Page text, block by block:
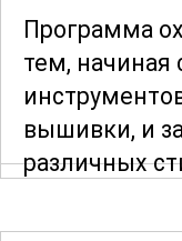
Программа
тем, начиная
вышивки, и
различных
другое. В